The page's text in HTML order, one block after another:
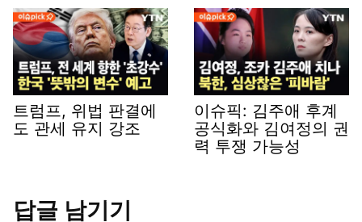
트럼프, 위법 판결에
도 관세 유지 강조
이슈픽: 김주애 후계
공식화와 김여정의 권
력 투쟁 가능성
답글 남기기